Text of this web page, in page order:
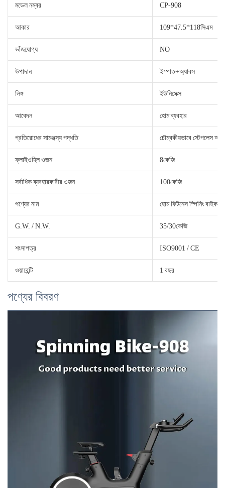
মডেল নম্বর CP-908
আকার 109*47.5*118সিএম
ভাঁজযোগ্য NO
উপাদান ইস্পাত+অ্যাবস
লিঙ্গ ইউনিসেক্স
আবেদন হোম ব্যবহার
প্রতিরোধের সামঞ্জস্য পদ্ধতি চৌম্বকীয়ভাবে স্টেপলেস
ফ্লাইওহিল ওজন 8কেজি
সর্বাধিক ব্যবহারকারীর ওজন 100কেজি
পণ্যের নাম হোম ফিটনেস স্পিনিং বাইক
G.W. / N.W. 35/30কেজি
শংসাপত্র ISO9001 / CE
ওয়ারেন্টি 1 বছর
পণ্যের বিবরণ